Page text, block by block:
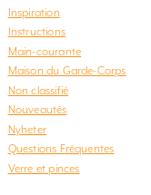
Inspiration
Instructions
Main-courante
Maison du Garde-Corps
Non classifié
Nouveautés
Nyheter
Questions Fréquentes
Verre et pinces